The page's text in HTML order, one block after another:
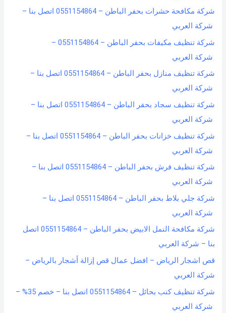
شركة مكافحة حشرات بحفر الباطن – 0551154864 اتصل بنا –
شركة العربي
شركة تنظيف مكيفات بحفر الباطن – 0551154864 –
شركة العربي
شركة تنظيف منازل بحفر الباطن – 0551154864 اتصل بنا –
شركة العربي
شركة تنظيف سجاد بحفر الباطن – 0551154864 اتصل بنا –
شركة العربي
شركة تنظيف خزانات بحفر الباطن – 0551154864 اتصل بنا –
شركة العربي
شركة تنظيف فرش بحفر الباطن – 0551154864 اتصل بنا –
شركة العربي
شركة جلي بلاط بحفر الباطن – 0551154864 اتصل بنا –
شركة العربي
شركة مكافحة النمل الابيض بحفر الباطن – 0551154864 اتصل
بنا – شركة العربي
قص اشجار الرياض – افضل عمال قص إزالة أشجار بالرياض –
شركة العربي
شركة تنظيف كنب بحائل – 0551154864 اتصل بنا – خصم 35% –
شركة العربي